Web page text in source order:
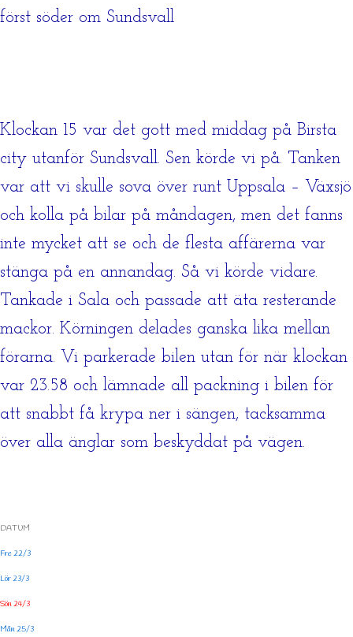
först söder om Sundsvall
Klockan 15 var det gott med middag på Birsta
city utanför Sundsvall. Sen körde vi på. Tanken
var att vi skulle sova över runt Uppsala – Växsjö
och kolla på bilar på måndagen, men det fanns
inte mycket att se och de flesta affärerna var
stänga på en annandag. Så vi körde vidare.
Tankade i Sala och passade att äta resterande
mackor. Körningen delades ganska lika mellan
förarna. Vi parkerade bilen utan för när klockan
var 23.58 och lämnade all packning i bilen för
att snabbt få krypa ner i sängen, tacksamma
över alla änglar som beskyddat på vägen.
DATUM
Fre 22/3
Lör 23/3
Sön 24/3
Mån 25/3